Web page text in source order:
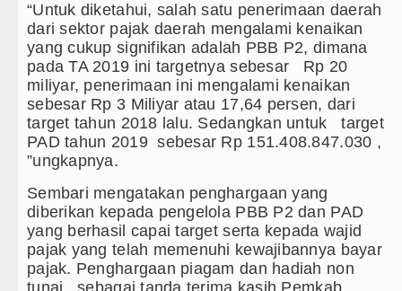
“Untuk diketahui, salah satu penerimaan daerah
dari sektor pajak daerah mengalami kenaikan
yang cukup signifikan adalah PBB P2, dimana
pada TA 2019 ini targetnya sebesar Rp 20
miliyar, penerimaan ini mengalami kenaikan
sebesar Rp 3 Miliyar atau 17,64 persen, dari
target tahun 2018 lalu. Sedangkan untuk target
PAD tahun 2019 sebesar Rp 151.408.847.030 ,
”ungkapnya.
Sembari mengatakan penghargaan yang
diberikan kepada pengelola PBB P2 dan PAD
yang berhasil capai target serta kepada wajid
pajak yang telah memenuhi kewajibannya bayar
pajak. Penghargaan piagam dan hadiah non